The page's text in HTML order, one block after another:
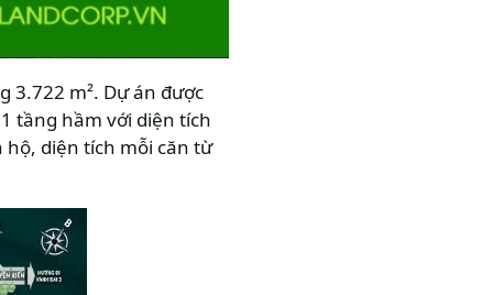
3.722 m². Dự án được
tầng hầm với diện tích
hộ, diện tích mỗi căn từ